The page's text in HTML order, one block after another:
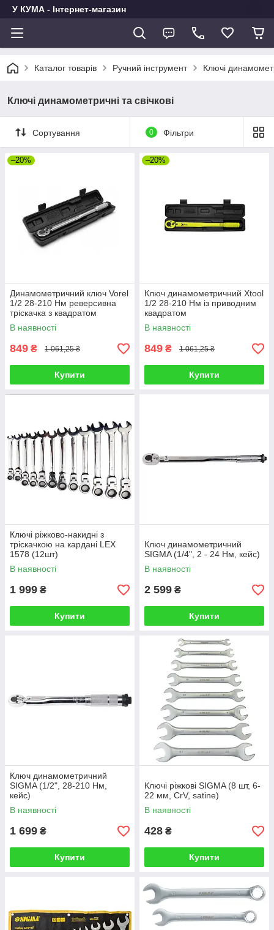
У КУМА - Інтернет-магазин
Каталог товарів Ручний інструмент Ключі
Ключі динамометричні та свічкові
Сортування 0 Фільтри
–20%
Динамометричний ключ Vorel
1/2 28-210 Нм реверсивна
тріскачка з квадратом
В наявності
849 ₴ 1 061,25 ₴
Купити
–20%
Ключ динамометричний Xtool
1/2 28-210 Нм із приводним
квадратом
В наявності
849 ₴ 1 061,25 ₴
Купити
Ключі ріжково-накидні з
тріскачкою на кардані LEX
1578 (12шт)
В наявності
1 999 ₴
Купити
Ключ динамометричний
SIGMA (1/4", 2 - 24 Нм, кейс)
В наявності
2 599 ₴
Купити
Ключ динамометричний
SIGMA (1/2", 28-210 Нм,
кейс)
В наявності
1 699 ₴
Купити
Ключі ріжкові SIGMA (8 шт, 6-
22 мм, CrV, satine)
В наявності
428 ₴
Купити